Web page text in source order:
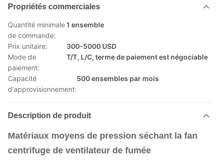
Propriétés commerciales
Quantité minimale
de commande:
1 ensemble
Prix unitaire:
300-5000 USD
Mode de
paiement:
T/T, L/C, terme de paiement est négociable
Capacité
d'approvisionnement:
500 ensembles par mois
Description de produit
Matériaux moyens de pression séchant la fan
centrifuge de ventilateur de fumée